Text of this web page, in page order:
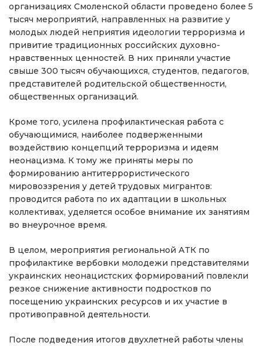
организациях Смоленской области проведено более 5
тысяч мероприятий, направленных на развитие у
молодых людей неприятия идеологии терроризма и
привитие традиционных российских духовно-
нравственных ценностей. В них приняли участие
свыше 300 тысяч обучающихся, студентов, педагогов,
представителей родительской общественности,
общественных организаций.
Кроме того, усилена профилактическая работа с
обучающимися, наиболее подверженными
воздействию концепций терроризма и идеям
неонацизма. К тому же приняты меры по
формированию антитеррористического
мировоззрения у детей трудовых мигрантов:
проводится работа по их адаптации в школьных
коллективах, уделяется особое внимание их занятиям
во внеурочное время.
В целом, мероприятия региональной АТК по
профилактике вербовки молодежи представителями
украинских неонацистских формирований повлекли
резкое снижение активности подростков по
посещению украинских ресурсов и их участие в
противоправной деятельности.
После подведения итогов двухлетней работы члены